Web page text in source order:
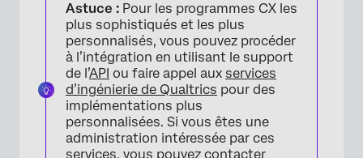
×
Astuce : Pour les programmes CX les
plus sophistiqués et les plus
personnalisés, vous pouvez procéder
à l’intégration en utilisant le support
de l’API ou faire appel aux services
d’ingénierie de Qualtrics pour des
implémentations plus
personnalisées. Si vous êtes une
administration intéressée par ces
services, vous pouvez contacter